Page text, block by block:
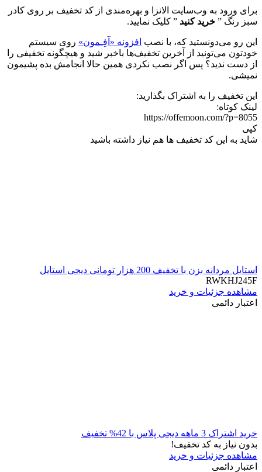
برای ورود به وب‌سایت الانزا و بهره‌مندی از کد تخفیف بر روی کادر
سبز رنگ ” خرید کنید ” کلیک نمایید.
این رو می‌دونستید که، با نصب افزونه «آفِـمون» روی سیستم
خودتون می‌تونید از آخرین تخفیف‌ها باخبر شید و هیچگونه تخفیفی را
از دست ندید؟ پس اگر نصب نکردی همین حالا انجامش بده پشیمون
نمیشی.
این تخفیف را به اشتراک بگذارید:
لینک کوتاه:
https://offemoon.com/?p=8055
کپی
شاید به این کد تخفیف ها هم نیاز داشته باشید
استایل مردانه بزن با تخفیف 200 هزار تومانی دیجی استایل
RWKHJ245F
مشاهده جزئیات و خرید
اعتبار دائمی
خرید اشتراک 3 ماهه دیجی پلاس با 42% تخفیف
بدون نیاز به کد تخفیف!
مشاهده جزئیات و خرید
اعتبار دائمی